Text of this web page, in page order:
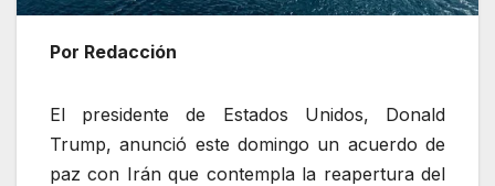
Por Redacción
El presidente de Estados Unidos, Donald
Trump, anunció este domingo un acuerdo de
paz con Irán que contempla la reapertura del